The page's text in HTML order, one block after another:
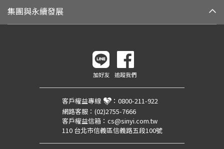
集團與永續發展
加好友 追蹤我們
客戶權益專線 ： 0800-211-922
網路客服： (02)2755-7666
客戶權益信箱： cs@sinyi.com.tw
110 台北市信義區信義路五段100號